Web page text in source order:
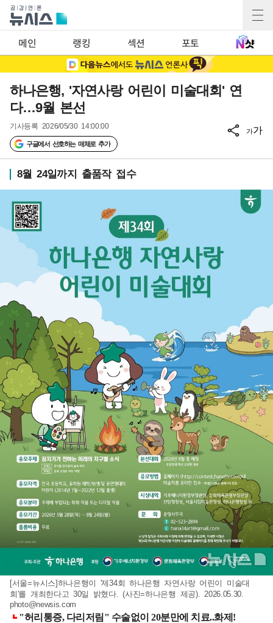
메인 랭킹 섹션 포토
하나은행, '자연사랑 어린이 미술대회' 연
다…9월 본선
기사등록 2026/05/30 14:00:00
구글에서 선호하는 매체로 추가
가가
8월 24일까지 출품작 접수
[서울=뉴시스]하나은행이 '제34회 하나은행 자연사랑 어린이 미술대
회'를 개최한다고 30일 밝혔다. (사진=하나은행 제공). 2026.05.30.
photo@newsis.com